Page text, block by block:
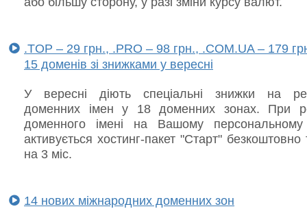
.TOP – 29 грн., .PRO – 98 грн., .COM.UA – 179
15 доменів зі знижками у вересні
У вересні діють спеціальні знижки на
доменних імен у 18 доменних зонах. При
доменного імені на Вашому персональному
активується хостинг-пакет "Старт" безкоштовно
на 3 міс.
14 нових міжнародних доменних зон